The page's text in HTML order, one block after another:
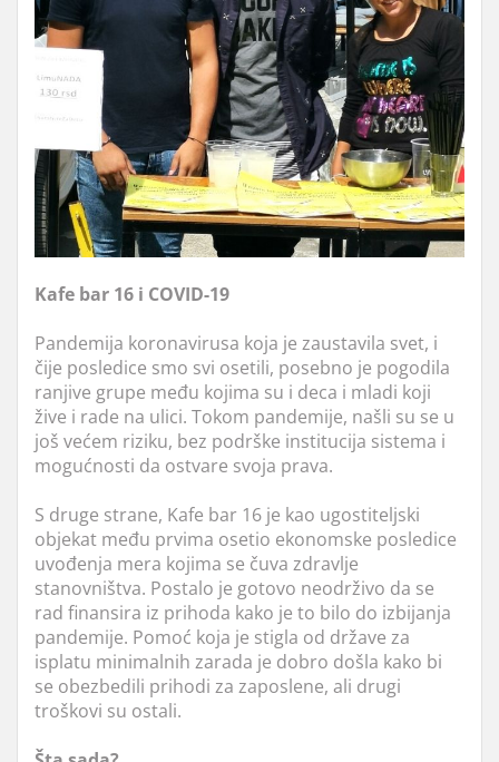
Kafe bar 16 i COVID-19
Pandemija koronavirusa koja je zaustavila svet, i
čije posledice smo svi osetili, posebno je pogodila
ranjive grupe među kojima su i deca i mladi koji
žive i rade na ulici. Tokom pandemije, našli su se u
još većem riziku, bez podrške institucija sistema i
mogućnosti da ostvare svoja prava.
S druge strane, Kafe bar 16 je kao ugostiteljski
objekat među prvima osetio ekonomske posledice
uvođenja mera kojima se čuva zdravlje
stanovništva. Postalo je gotovo neodrživo da se
rad finansira iz prihoda kako je to bilo do izbijanja
pandemije. Pomoć koja je stigla od države za
isplatu minimalnih zarada je dobro došla kako bi
se obezbedili prihodi za zaposlene, ali drugi
troškovi su ostali.